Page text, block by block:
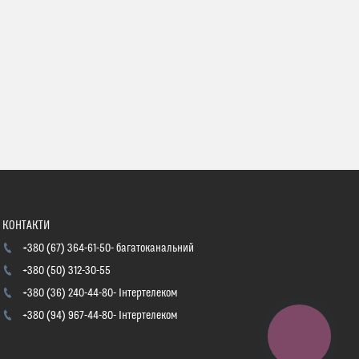
+380 (67) 364-61-50 багатоканальний
+380 (50) 312-30-55
+380 (36) 240-44-80 Інтертелеком
+380 (94) 967-44-80 Інтертелеком